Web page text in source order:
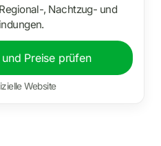
, Nachtzug- und
und Preise prüfen
Website